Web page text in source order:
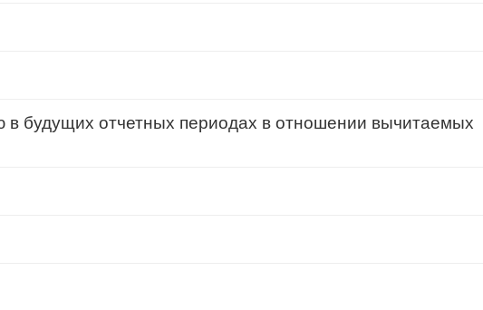
будущих отчетных периодах в отношении вычитаемых